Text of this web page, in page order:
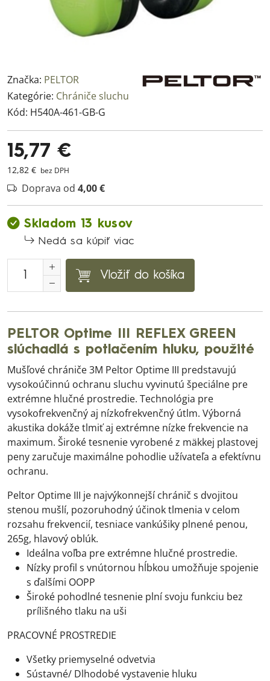
Značka: PELTOR
Kategórie: Chrániče sluchu
Kód: H540A-461-GB-G
15,77 €
12,82 € bez DPH
Doprava od 4,00 €
Skladom 13 kusov
Nedá sa kúpiť viac
Vložiť do košíka
PELTOR Optime III REFLEX GREEN
slúchadlá s potlačením hluku, použité
Mušľové chrániče 3M Peltor Optime III predstavujú
vysokoúčinnú ochranu sluchu vyvinutú špeciálne pre
extrémne hlučné prostredie. Technológia pre
vysokofrekvenčný aj nízkofrekvenčný útlm. Výborná
akustika dokáže tlmiť aj extrémne nízke frekvencie na
maximum. Široké tesnenie vyrobené z mäkkej plastovej
peny zaručuje maximálne pohodlie užívateľa a efektívnu
ochranu.
Peltor Optime III je najvýkonnejší chránič s dvojitou
stenou mušlí, pozoruhodný účinok tlmenia v celom
rozsahu frekvencií, tesniace vankúšiky plnené penou,
265g, hlavový oblúk.
Ideálna voľba pre extrémne hlučné prostredie.
Nízky profil s vnútornou hĺbkou umožňuje spojenie
s ďalšími OOPP
Široké pohodlné tesnenie plní svoju funkciu bez
prílišného tlaku na uši
PRACOVNÉ PROSTREDIE
Všetky priemyselné odvetvia
Sústavné/ Dlhodobé vystavenie hluku